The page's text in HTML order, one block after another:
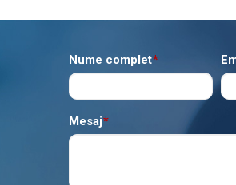
*
Nume complet
*
Mesaj